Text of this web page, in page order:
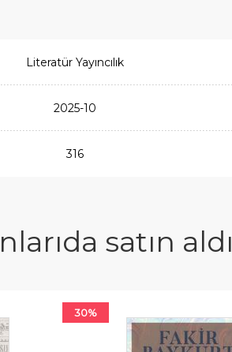
Literatür Yayıncılık
2025-10
316
satın aldı
30%